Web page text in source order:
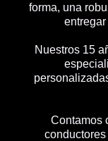
forma, una
Nuestros 15
Contamos